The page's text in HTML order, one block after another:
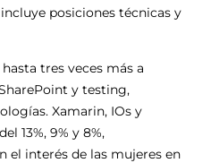
posiciones técnicas y
tres veces más a
y testing,
Xamarin, IOs y
13%, 9% y 8%,
el interés de las mujeres en